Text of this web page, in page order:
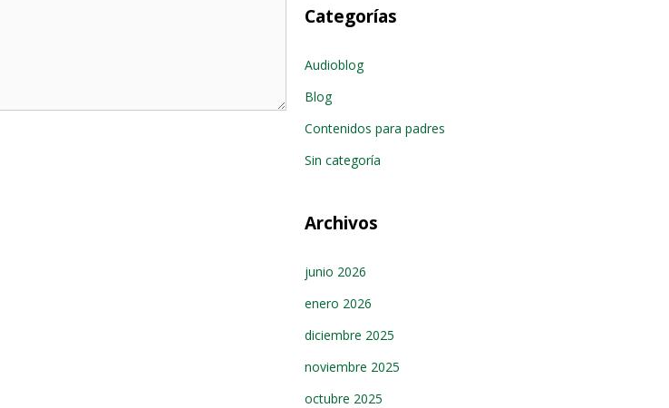
Categorías
Audioblog
Blog
Contenidos para padres
Sin categoría
Archivos
junio 2026
enero 2026
diciembre 2025
noviembre 2025
octubre 2025